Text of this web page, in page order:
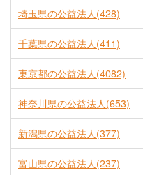
埼玉県の公益法人(428)
千葉県の公益法人(411)
東京都の公益法人(4082)
神奈川県の公益法人(653)
新潟県の公益法人(377)
富山県の公益法人(237)